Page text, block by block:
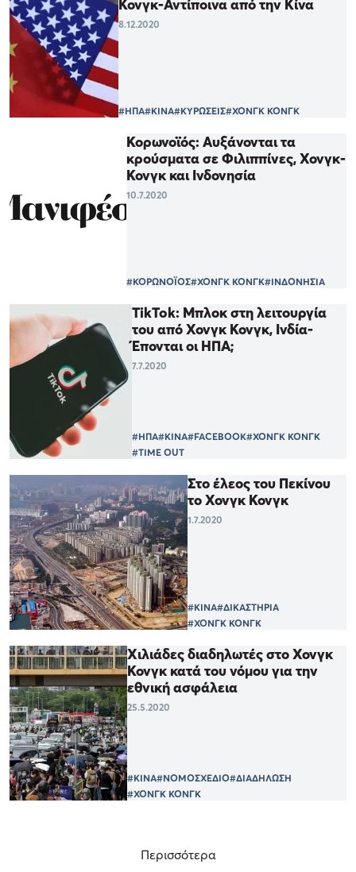
Κονγκ-Αντίποινα από την Κίνα
8.12.2020
#ΗΠΑ#ΚΙΝΑ#ΚΥΡΩΣΕΙΣ#ΧΟΝΓΚ ΚΟΝΓΚ
Κορωνοϊός: Αυξάνονται τα
κρούσματα σε Φιλιππίνες, Χονγκ-
Κονγκ και Ινδονησία
10.7.2020
#ΚΟΡΩΝΟΪΟΣ#ΧΟΝΓΚ ΚΟΝΓΚ#ΙΝΔΟΝΗΣΙΑ
TikTok: Μπλοκ στη λειτουργία
του από Χονγκ Κονγκ, Ινδία-
Έπονται οι ΗΠΑ;
7.7.2020
#ΗΠΑ#ΚΙΝΑ#FACEBOOK#ΧΟΝΓΚ ΚΟΝΓΚ
#TIME OUT
Στο έλεος του Πεκίνου
το Χονγκ Κονγκ
1.7.2020
#ΚΙΝΑ#ΔΙΚΑΣΤΗΡΙΑ
#ΧΟΝΓΚ ΚΟΝΓΚ
Χιλιάδες διαδηλωτές στο Χονγκ
Κονγκ κατά του νόμου για την
εθνική ασφάλεια
25.5.2020
#ΚΙΝΑ#ΝΟΜΟΣΧΕΔΙΟ#ΔΙΑΔΗΛΩΣΗ
#ΧΟΝΓΚ ΚΟΝΓΚ
Περισσότερα